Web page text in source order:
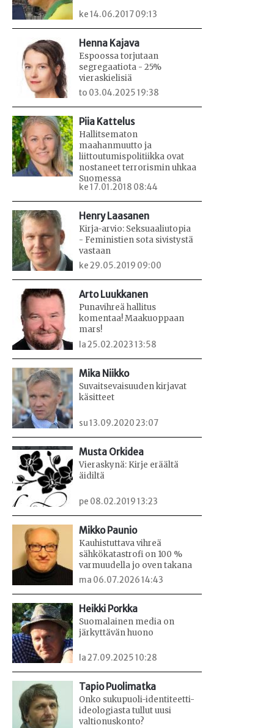
ke 14.06.2017 09:13
Henna Kajava
Espoossa torjutaan
segregaatiota - 25%
vieraskielisiä
to 03.04.2025 19:38
Piia Kattelus
Hallitsematon
maahanmuutto ja
liittoutumispolitiikka ovat
nostaneet terrorismin uhkaa
Suomessa
ke 17.01.2018 08:44
Henry Laasanen
Kirja-arvio: Seksuaaliutopia
- Feministien sota sivistystä
vastaan
ke 29.05.2019 09:00
Arto Luukkanen
Punavihreä hallitus
komentaa! Maakuoppaan
mars!
la 25.02.2023 13:58
Mika Niikko
Suvaitsevaisuuden kirjavat
käsitteet
su 13.09.2020 23:07
Musta Orkidea
Vieraskynä: Kirje eräältä
äidiltä
pe 08.02.2019 13:23
Mikko Paunio
Kauhistuttava vihreä
sähkökatastrofi on 100 %
varmuudella jo oven takana
ma 06.07.2026 14:43
Heikki Porkka
Suomalainen media on
järkyttävän huono
la 27.09.2025 10:28
Tapio Puolimatka
Onko sukupuoli-identiteetti-
ideologiasta tullut uusi
valtionuskonto?